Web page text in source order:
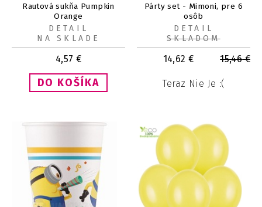
Rautová sukňa Pumpkin
Orange
4,57 €
DETAIL
NA SKLADE
Párty set - Mimoni, pre 6
osôb
14,62 € 15,46€
Teraz Nie Je :(
DETAIL
SKLADOM